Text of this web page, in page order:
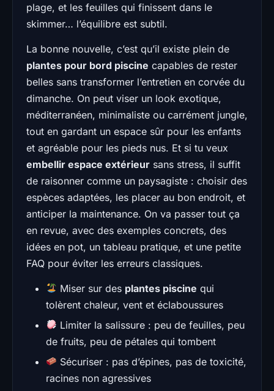
plage, et les feuilles qui finissent dans le
skimmer… l’équilibre est subtil.
La bonne nouvelle, c’est qu’il existe plein de
plantes pour bord piscine capables de rester
belles sans transformer l’entretien en corvée du
dimanche. On peut viser un look exotique,
méditerranéen, minimaliste ou carrément jungle,
tout en gardant un espace sûr pour les enfants
et agréable pour les pieds nus. Et si tu veux
embellir espace extérieur sans stress, il suffit
de raisonner comme un paysagiste : choisir des
espèces adaptées, les placer au bon endroit, et
anticiper la maintenance. On va passer tout ça
en revue, avec des exemples concrets, des
idées en pot, un tableau pratique, et une petite
FAQ pour éviter les erreurs classiques.
Miser sur des plantes piscine qui
tolèrent chaleur, vent et éclaboussures
Limiter la salissure : peu de feuilles, peu
de fruits, peu de pétales qui tombent
Sécuriser : pas d’épines, pas de toxicité,
racines non agressives